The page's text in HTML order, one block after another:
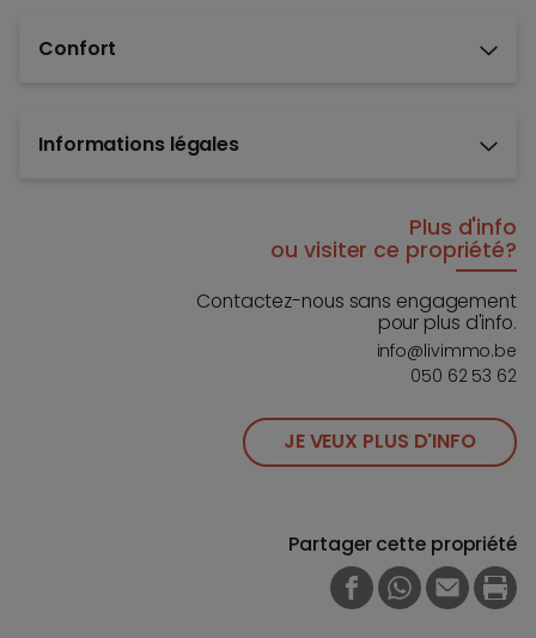
Confort
Informations légales
Plus d'info
ou visiter ce propriété?
Contactez-nous sans engagement
pour plus d'info.
info@livimmo.be
050 62 53 62
JE VEUX PLUS D'INFO
Partager cette propriété
FACEBOOK
WHATSAPP
E-MAIL